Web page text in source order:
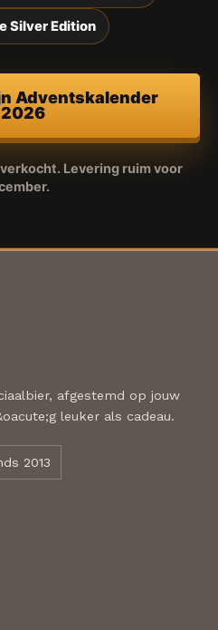
Silver Edition
Adventskalender
2026
Levering ruim voor
afgestemd op jouw
leuker als cadeau.
2013